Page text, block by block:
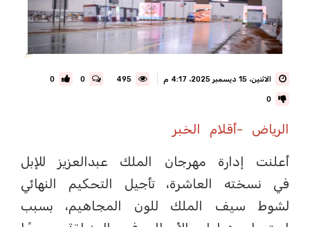
الاثنين، 15 ديسمبر 2025، 4:17 م 0
0
0
الرياض -أقلام الخبر
أعلنت إدارة مهرجان الملك عبدالعزيز للإبل
في نسخته العاشرة، تأجيل التحكيم النهائي
لشوط سيف الملك للون المجاهيم، بسبب